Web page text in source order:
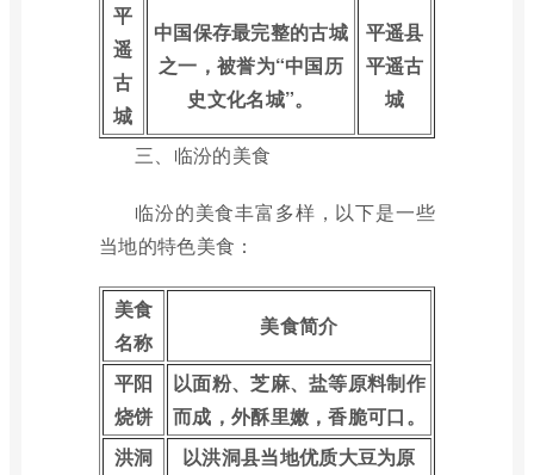
平
遥
古
城
中国保存最完整的古城
之一，被誉为“中国历
史文化名城”。
平遥县
平遥古
城
三、临汾的美食
临汾的美食丰富多样，以下是一些
当地的特色美食：
美食
名称
美食简介
平阳
烧饼
以面粉、芝麻、盐等原料制作
而成，外酥里嫩，香脆可口。
洪洞
以洪洞县当地优质大豆为原